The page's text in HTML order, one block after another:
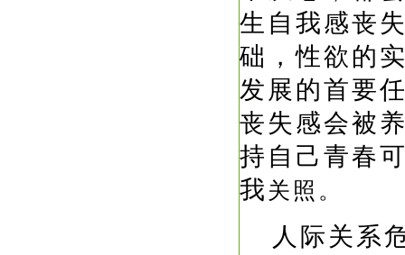
生自我感丧
础，性欲的
发展的首要
丧失感会被
持自己青春
我 关照。
人际关系